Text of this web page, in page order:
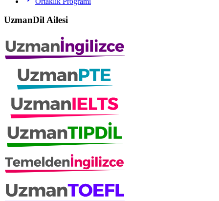
UzmanDil Ailesi